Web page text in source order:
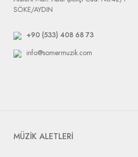
SÖKE/AYDIN
+90 (533) 408 68 73
info@somermuzik.com
MÜZİK ALETLERİ